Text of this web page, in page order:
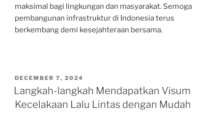
maksimal bagi lingkungan dan masyarakat. Semoga
pembangunan infrastruktur di Indonesia terus
berkembang demi kesejahteraan bersama.
POSTED
ON
DECEMBER 7, 2024
Langkah-langkah Mendapatkan Visum
Kecelakaan Lalu Lintas dengan Mudah